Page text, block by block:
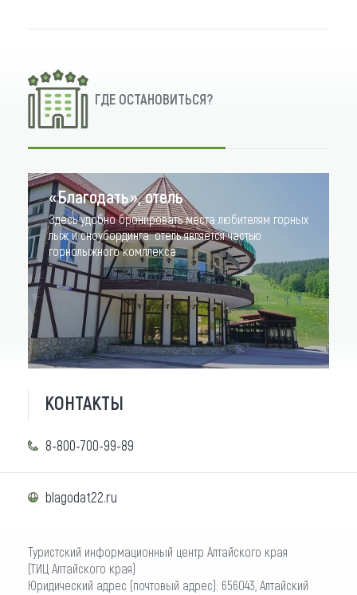
ГДЕ ОСТАНОВИТЬСЯ?
«Благодать», отель
Здесь удобно бронировать места любителям горных
лыж и сноубординга: отель является частью
горнолыжного комплекса.
КОНТАКТЫ
8-800-700-99-89
blagodat22.ru
Туристский информационный центр Алтайского края
(ТИЦ Алтайского края)
Юридический адрес (почтовый адрес): 656043, Алтайский